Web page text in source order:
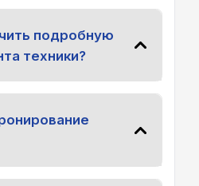
подробную
техники?